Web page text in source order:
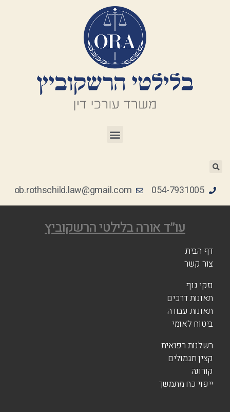
054-7931005
ob.rothschild.law@gmail.com
עו״ד אורה בלילטי הרשקוביץ
דף הבית
צור קשר
נזקי גוף
תאונות דרכים
תאונות עבודה
ביטוח לאומי
רשלנות רפואית
קצין תגמולים
קורונה
ייפוי כח מתמשך